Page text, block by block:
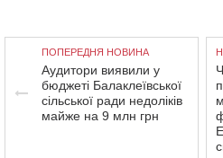
ПОПЕРЕДНЯ НОВИНА
Аудитори виявили у
бюджеті Балаклеївської
сільської ради недоліків
майже на 9 млн грн